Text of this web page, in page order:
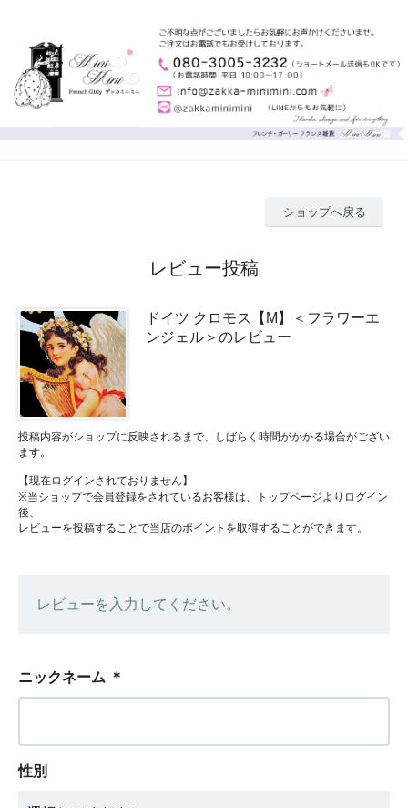
ショップへ戻る
レビュー投稿
ドイツ クロモス【M】＜フラワーエ
ンジェル＞のレビュー
投稿内容がショップに反映されるまで、しばらく時間がかかる場合がござい
ます。
【現在ログインされておりません】
※当ショップで会員登録をされているお客様は、トップページよりログイン
後、
レビューを投稿することで当店のポイントを取得することができます。
レビューを入力してください。
ニックネーム ＊
性別